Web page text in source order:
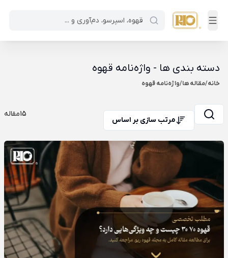
دسته بندی ها - واژه‌نامه قهوه
خانه/مقاله ها/واژه‌نامه قهوه
مرتب سازی بر اساس
15مقاله